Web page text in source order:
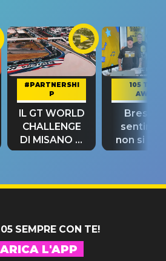
#PARTNERSHI
P
IL GT WORLD
CHALLENGE
DI MISANO si
riconferma
105 TAKE
AWAY
Bresh:
non si
fino alla
SEMPRE CON TE!
L'APP